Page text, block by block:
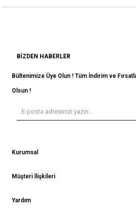
BIZDEN HABERLER
Bültenimize Üye Olun ! Tüm İndirim ve
Olsun !
Kurumsal
Müşteri İlişkileri
Yardım